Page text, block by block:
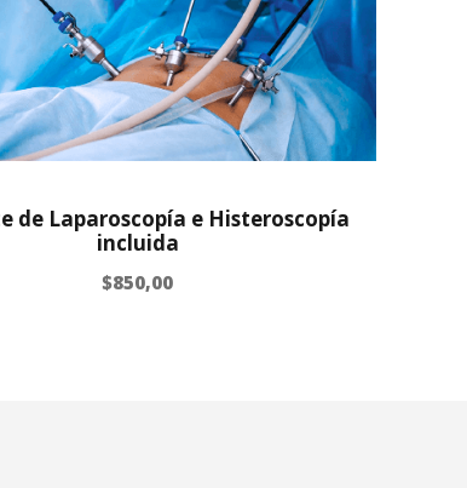
de Laparoscopía e Histeroscopía
incluida
$850,00